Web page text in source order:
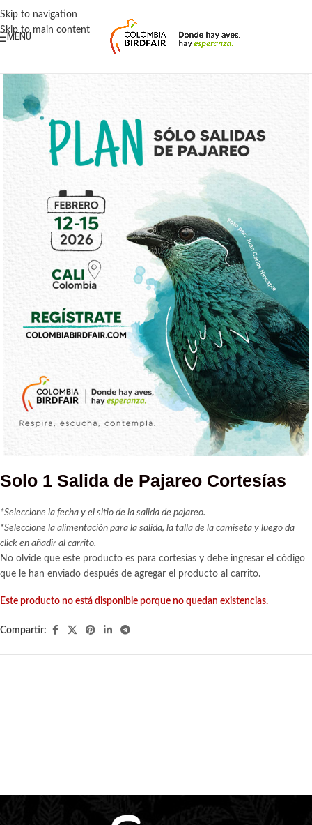
contenido
Skip to navigation
Skip to main content
MENU
Solo 1 Salida de Pajareo Cortesías
*Seleccione la fecha y el sitio de la salida de pajareo.
*Seleccione la alimentación para la salida, la talla de la camiseta y luego da
click en añadir al carrito.
No olvide que este producto es para cortesías y debe ingresar el código
que le han enviado después de agregar el producto al carrito.
Este producto no está disponible porque no quedan existencias.
Compartir: